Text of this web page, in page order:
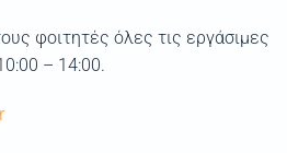
φοιτητές όλες τις εργάσιμες
– 14:00.